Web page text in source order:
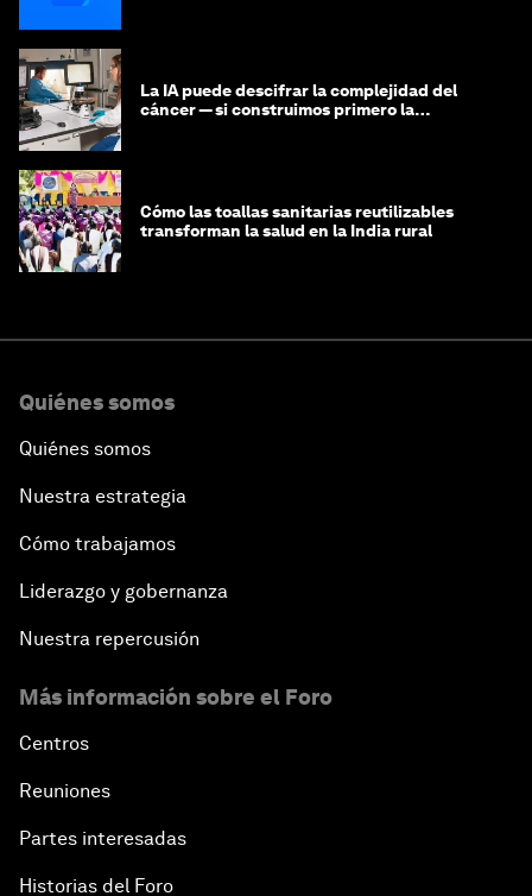
La IA puede descifrar la complejidad del
cáncer — si construimos primero la
Cómo las toallas sanitarias reutilizables
transforman la salud en la India rural
Quiénes somos
Quiénes somos
Nuestra estrategia
Cómo trabajamos
Liderazgo y gobernanza
Nuestra repercusión
Más información sobre el Foro
Centros
Reuniones
Partes interesadas
Historias del Foro